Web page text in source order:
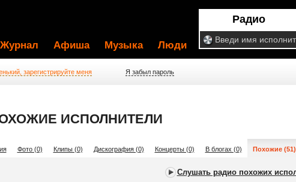
Радио
Журнал Афиша Музыка Люди
зарегистрируйте меня Я забыл пароль
ИСПОЛНИТЕЛИ
Фото (0) Клипы (0) Дискография (0) Концерты (0) В блогах (0) Похожие (51)
Слушать радио похожих